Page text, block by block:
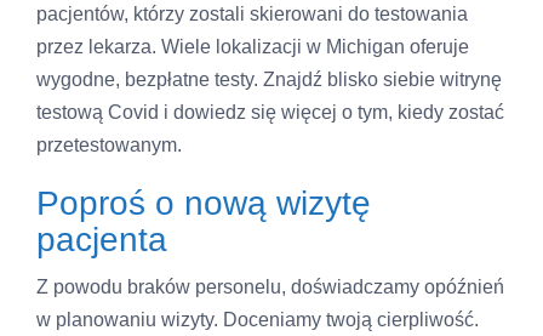
pacjentów, którzy zostali skierowani do testowania
przez lekarza. Wiele lokalizacji w Michigan oferuje
wygodne, bezpłatne testy. Znajdź blisko siebie witrynę
testową Covid i dowiedz się więcej o tym, kiedy zostać
przetestowanym.
Poproś o nową wizytę
pacjenta
Z powodu braków personelu, doświadczamy opóźnień
w planowaniu wizyty. Doceniamy twoją cierpliwość.